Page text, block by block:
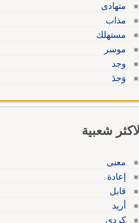
متهادى
مذاب
مستهلك
موسر
وجد
وَجدَ
شعبية
معنى
إعادة
قابل
أريد
كردي